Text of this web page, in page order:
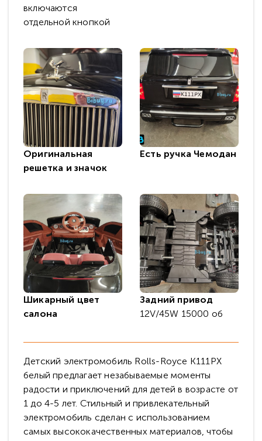
включаются
отдельной кнопкой
Оригинальная
решетка и значок
Есть ручка Чемодан
Шикарный цвет
салона
Задний привод
12V/45W 15000 об
Детский электромобиль Rolls-Royce K111PX
белый предлагает незабываемые моменты
радости и приключений для детей в возрасте от
1 до 4-5 лет. Стильный и привлекательный
электромобиль сделан с использованием
самых высококачественных материалов, чтобы